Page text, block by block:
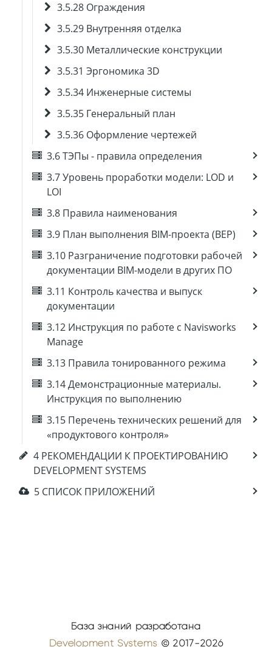
3.5.28 Ограждения
3.5.29 Внутренняя отделка
3.5.30 Металлические конструкции
3.5.31 Эргономика 3D
3.5.34 Инженерные системы
3.5.35 Генеральный план
3.5.36 Оформление чертежей
3.6 ТЭПы - правила определения
3.7 Уровень проработки модели: LOD и
LOI
3.8 Правила наименования
3.9 План выполнения BIM-проекта (BEP)
3.10 Разграничение подготовки рабочей
документации BIM-модели в других ПО
3.11 Контроль качества и выпуск
документации
3.12 Инструкция по работе с Navisworks
Manage
3.13 Правила тонированного режима
3.14 Демонстрационные материалы.
Инструкция по выполнению
3.15 Перечень технических решений для
«продуктового контроля»
4 РЕКОМЕНДАЦИИ К ПРОЕКТИРОВАНИЮ
DEVELOPMENT SYSTEMS
5 СПИСОК ПРИЛОЖЕНИЙ
База знаний разработана
Development Systems© 2017-2026